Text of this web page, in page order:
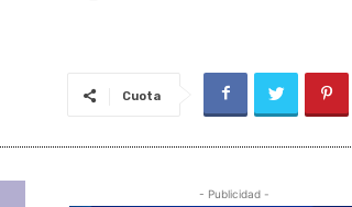
Cuota
- Publicidad -